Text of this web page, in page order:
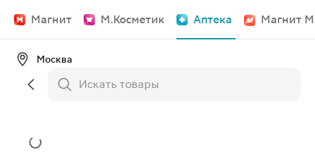
Магнит М.Косметик Аптека Магнит
Москва